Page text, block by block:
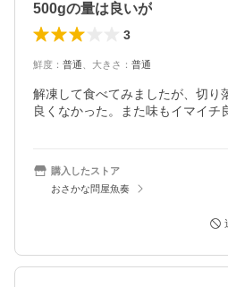
500gの量は良いが
3
鮮度 ： 普通 大きさ ： 普通
解凍して食べてみましたが、切り
購入したストア
おさかな問屋魚奏